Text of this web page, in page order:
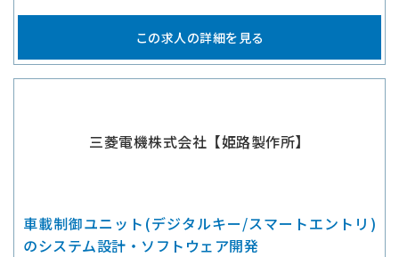
この求人の詳細を見る
三菱電機株式会社【姫路製作所】
車載制御ユニット(デジタルキー/スマートエントリ)
のシステム設計・ソフトウェア開発